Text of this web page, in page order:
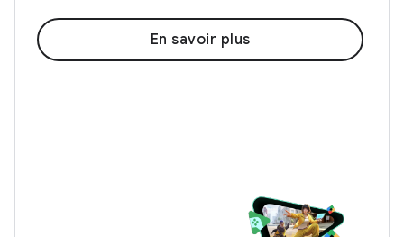
En savoir plus